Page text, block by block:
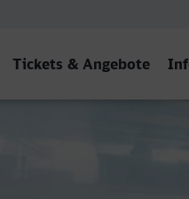
Tickets & Angebote
(Westf) -